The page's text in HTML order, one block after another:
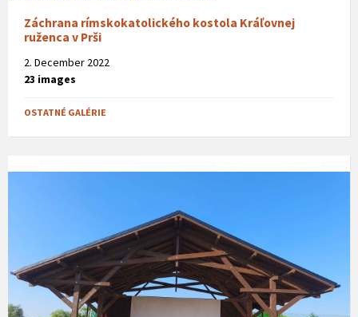
Záchrana rímskokatolického kostola Kráľovnej
ruženca v Prši
2. December 2022
23 images
OSTATNÉ GALÉRIE